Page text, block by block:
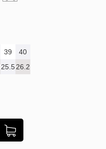
39
40
25.526.2